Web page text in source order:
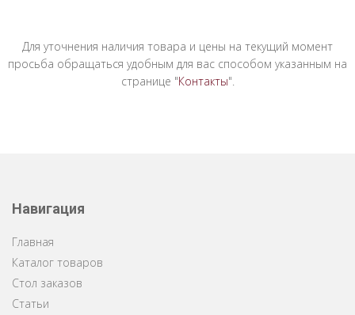
Для уточнения наличия товара и цены на текущий момент
просьба обращаться удобным для вас способом указанным на
странице "Контакты".
Навигация
Главная
Каталог товаров
Стол заказов
Статьи